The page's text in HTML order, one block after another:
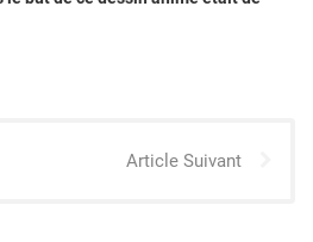
Article Suivant